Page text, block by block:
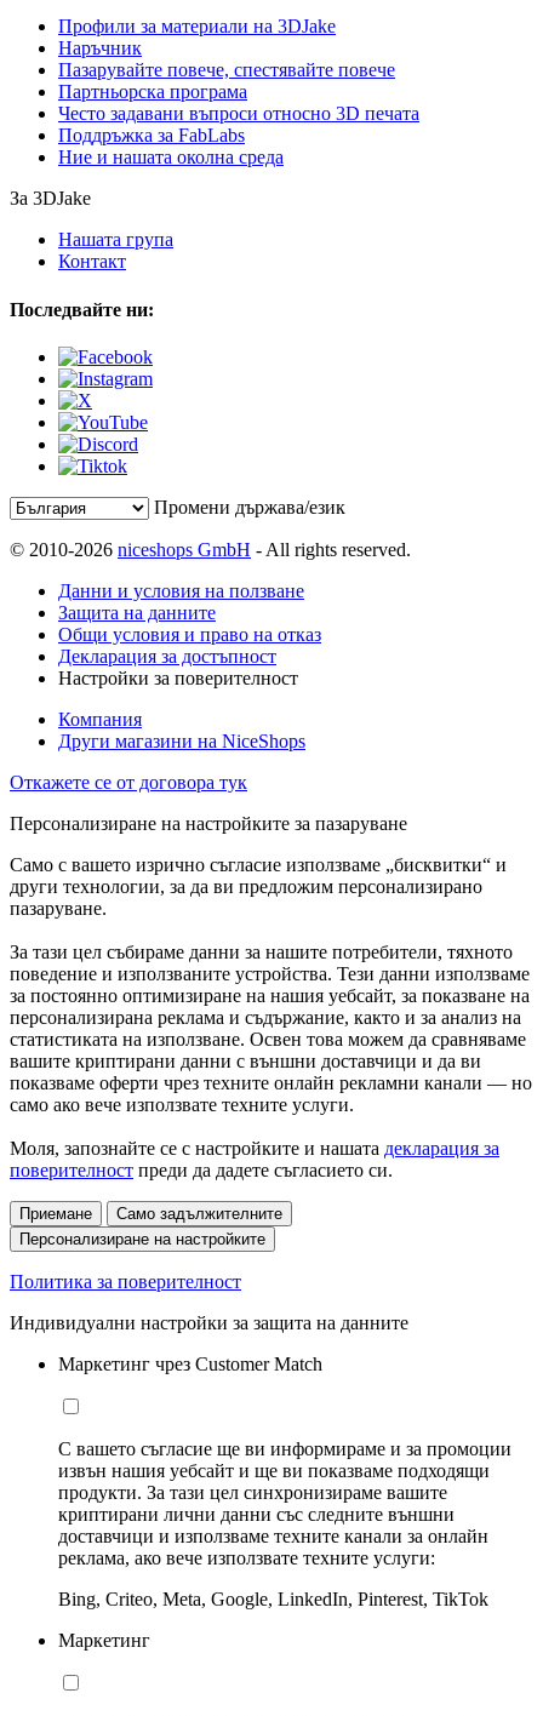
Профили за материали на 3DJake
Наръчник
Пазарувайте повече, спестявайте повече
Партньорска програма
Често задавани въпроси относно 3D печата
Поддръжка за FabLabs
Ние и нашата околна среда
За 3DJake
Нашата група
Контакт
Последвайте ни:
Промени държава/език
© 2010-2026 niceshops GmbH - All rights reserved.
Данни и условия на ползване
Защита на данните
Общи условия и право на отказ
Декларация за достъпност
Настройки за поверителност
Компания
Други магазини на NiceShops
Откажете се от договора тук
Персонализиране на настройките за пазаруване
Само с вашето изрично съгласие използваме „бисквитки“ и
други технологии, за да ви предложим персонализирано
пазаруване.
За тази цел събираме данни за нашите потребители, тяхното
поведение и използваните устройства. Тези данни използваме
за постоянно оптимизиране на нашия уебсайт, за показване на
персонализирана реклама и съдържание, както и за анализ на
статистиката на използване. Освен това можем да сравняваме
вашите криптирани данни с външни доставчици и да ви
показваме оферти чрез техните онлайн рекламни канали — но
само ако вече използвате техните услуги.
Моля, запознайте се с настройките и нашата декларация за
поверителност преди да дадете съгласието си.
Приемане
Само задължителните
Персонализиране на настройките
Политика за поверителност
Индивидуални настройки за защита на данните
Маркетинг чрез Customer Match
С вашето съгласие ще ви информираме и за промоции
извън нашия уебсайт и ще ви показваме подходящи
продукти. За тази цел синхронизираме вашите
криптирани лични данни със следните външни
доставчици и използваме техните канали за онлайн
реклама, ако вече използвате техните услуги:
Bing, Criteo, Meta, Google, LinkedIn, Pinterest, TikTok
Маркетинг